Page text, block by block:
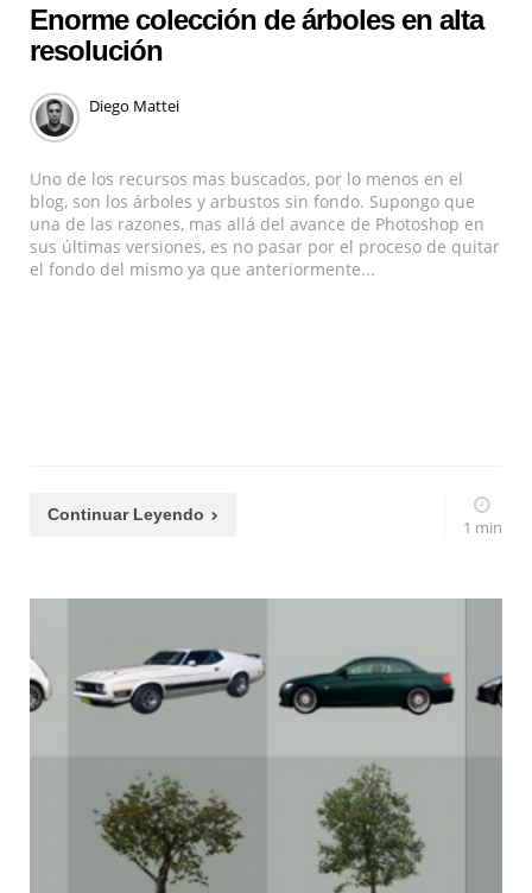
Enorme colección de árboles en alta
resolución
Diego Mattei
Uno de los recursos mas buscados, por lo menos en el
blog, son los árboles y arbustos sin fondo. Supongo que
una de las razones, mas allá del avance de Photoshop en
sus últimas versiones, es no pasar por el proceso de quitar
el fondo del mismo ya que anteriormente...
Continuar Leyendo
1 min